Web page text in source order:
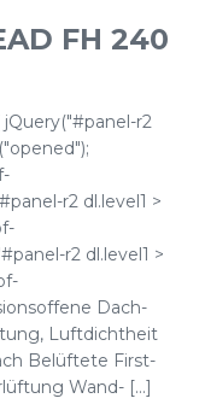
FH 240
r2
r2 dl.level1 >
r2 dl.level1 >
Dach-
Luftdichtheit
Belüftete First-
Wand- [...]